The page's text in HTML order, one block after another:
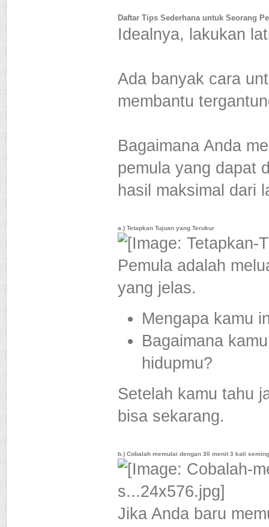
Daftar Tips Sederhana untuk Seorang
Idealnya, lakukan
Ada banyak cara
membantu
Bagaimana Anda
pemula yang dapat
hasil maksimal dari
a.) Tetapkan Tujuan yang Terukur
Pemula adalah
yang jelas.
Mengapa kamu
Bagaimana
hidupmu?
Setelah kamu tahu
bisa sekarang.
b.) Cobalah memulai dengan 30 menit 3 kali
Jika Anda baru